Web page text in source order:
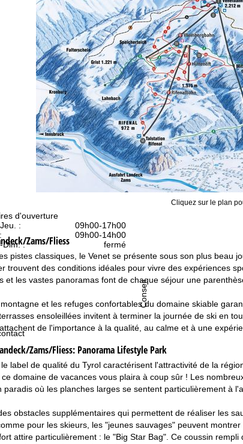
d'ouverture
:
09h00-17h00
09h00-14h00
Dim. :
fermé
Conseil
Cliquez sur le plan
Zams/Fliess
pistes classiques, le Venet se présente sous son plus beau
trouvent des conditions idéales pour vivre des expériences
et les vastes panoramas font de chaque séjour une
et les refuges confortables du domaine skiable
ensoleillées invitent à terminer la journée de ski en
de l'importance à la qualité, au calme et à une
Zams/Fliess: Panorama Lifestyle Park
label de qualité du Tyrol caractérisent l'attractivité de la
domaine de vacances vous plaira à coup sûr ! Les
paradis où les planches larges se sentent particulièrement à
obstacles supplémentaires qui permettent de réaliser les
pour les skieurs, les "jeunes sauvages" peuvent
attire particulièrement : le "Big Star Bag". Ce coussin